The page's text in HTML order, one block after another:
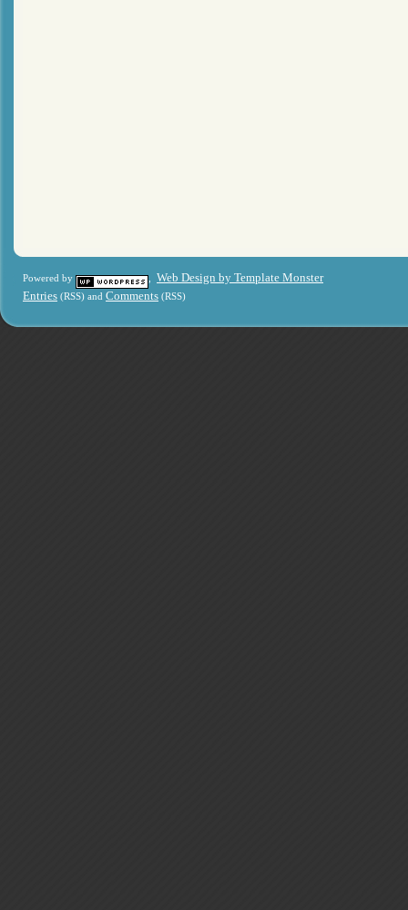
Powered by
Web Design by Template Monster
Entries (RSS) and Comments (RSS)